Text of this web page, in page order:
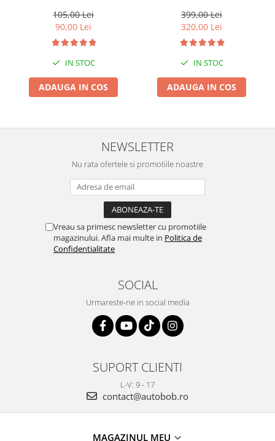
105,00 Lei
90,00 Lei
IN STOC
ADAUGA IN COS
399,00 Lei
320,00 Lei
IN STOC
ADAUGA IN COS
NEWSLETTER
Nu rata ofertele si promotiile noastre
Vreau sa primesc newsletter cu promotiile
magazinului. Afla mai multe in Politica de
Confidentialitate
SOCIAL
Urmareste-ne in social media
SUPORT CLIENTI
L-V: 9 - 17
contact@autobob.ro
MAGAZINUL MEU